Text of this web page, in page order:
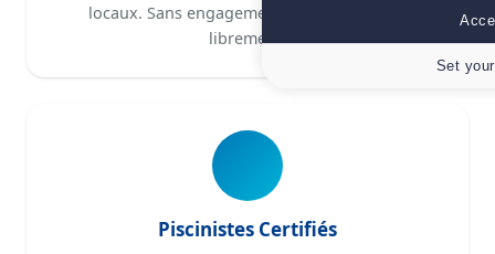
locaux. Sans engagement, vous choisissez
librement.
Piscinistes Certifiés
Set